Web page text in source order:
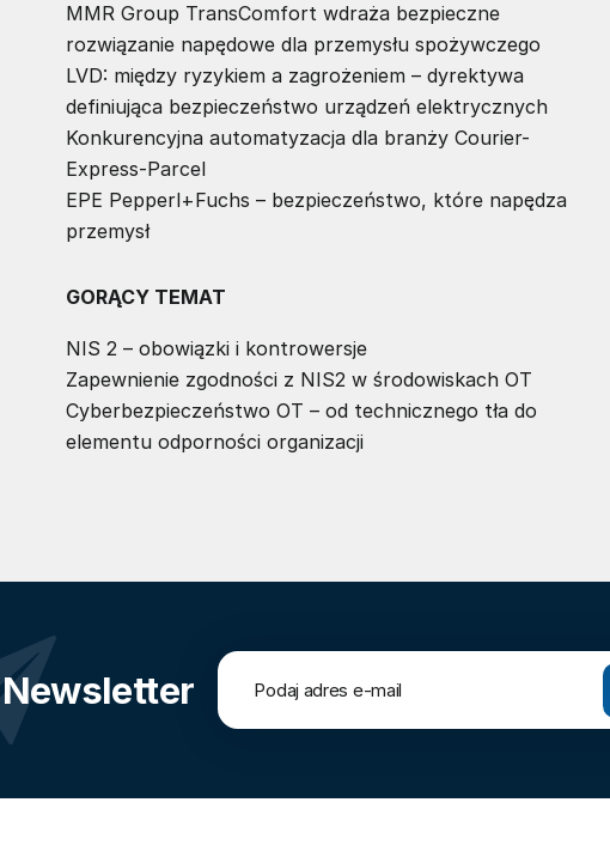
MMR Group TransComfort wdraża bezpieczne
rozwiązanie napędowe dla przemysłu spożywczego
LVD: między ryzykiem a zagrożeniem – dyrektywa
definiująca bezpieczeństwo urządzeń elektrycznych
Konkurencyjna automatyzacja dla branży Courier-
Express-Parcel
EPE Pepperl+Fuchs – bezpieczeństwo, które napędza
przemysł
GORĄCY TEMAT
NIS 2 – obowiązki i kontrowersje
Zapewnienie zgodności z NIS2 w środowiskach OT
Cyberbezpieczeństwo OT – od technicznego tła do
elementu odporności organizacji
Newsletter